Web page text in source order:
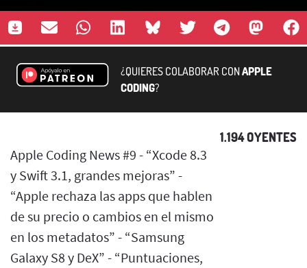
¿QUIERES COLABORAR CONAPPLE
CODING?
1.194 OYENTES
Apple Coding News #9 - “Xcode 8.3
y Swift 3.1, grandes mejoras” -
“Apple rechaza las apps que hablen
de su precio o cambios en el mismo
en los metadatos” - “Samsung
Galaxy S8 y DeX” - “Puntuaciones,